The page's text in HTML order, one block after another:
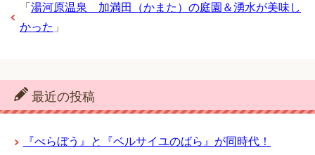
「 湯河原温泉 加満田（かまた）の庭園＆湧水が美味し
かった 」
最近の投稿
『べらぼう』と『ベルサイユのばら』が同時代！